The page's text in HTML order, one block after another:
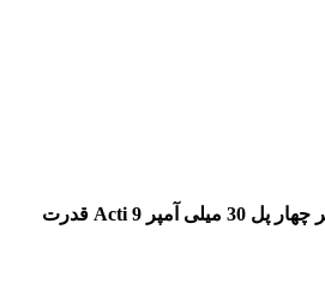
محافظ جان ترکیبی 16 آمپر چهار پل 30 میلی آمپر Acti 9 قدرت